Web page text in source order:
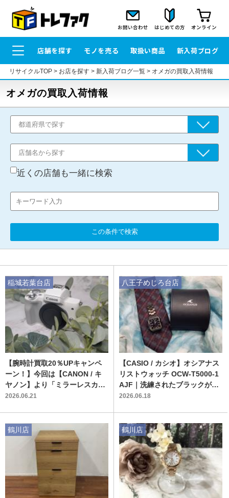
お問い合わせ はじめての方 オンライン
店舗を探す モノを売る 取扱い商品 新入荷ブログ
リサイクルTOP> お店を探す> 新入荷ブログ一覧> オメガの買取入荷情報
オメガの買取入荷情報
近くの店舗も一緒に検索
この条件で検索
【腕時計買取20％UPキャンペ
ーン！】今回は【CANON / キ
ヤノン】より「ミラーレスカメ
ラ EOS Kiss M2」のご紹介で
2026.06.21
稲城若葉台店
【CASIO / カシオ】オシアナス
リストウォッチ OCW-T5000-1
AJF｜洗練されたブラックが際
立つ美しい腕時計が入荷しまし
2026.06.18
八王子めじろ台店
鶴川店 鶴川店